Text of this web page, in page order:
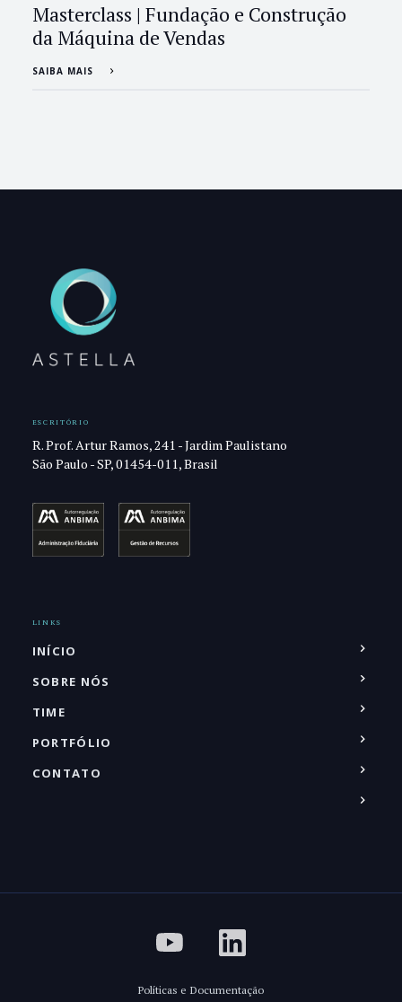
Masterclass | Fundação e Construção
da Máquina de Vendas
SAIBA MAIS
ESCRITÓRIO
R. Prof. Artur Ramos, 241 - Jardim Paulistano
São Paulo - SP, 01454-011, Brasil
LINKS
INÍCIO
SOBRE NÓS
TIME
PORTFÓLIO
CONTATO
Políticas e Documentação